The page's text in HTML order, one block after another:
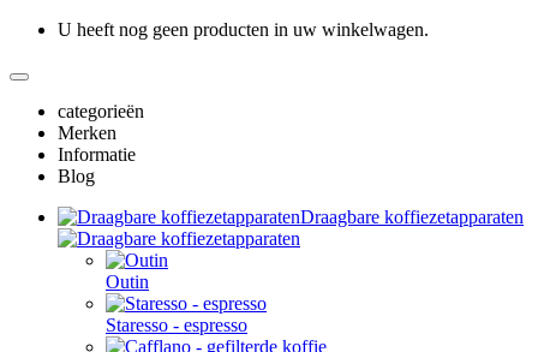
U heeft nog geen producten in uw winkelwagen.
categorieën
Merken
Informatie
Blog
Draagbare koffiezetapparaten
Outin
Staresso - espresso